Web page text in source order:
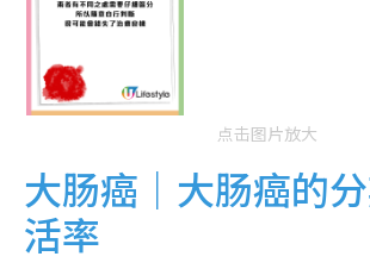
点击图片放大
大肠癌｜大肠癌的
活率